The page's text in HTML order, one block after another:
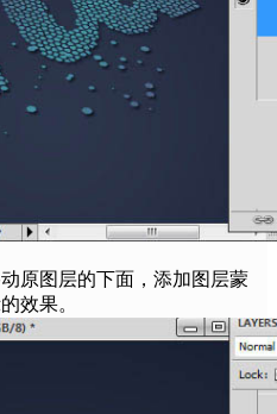
原图层的下面，添加图层蒙
效果。